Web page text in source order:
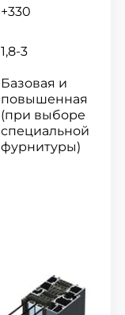
+330
1,8-3
Базовая и
повышенная
(при выборе
специальной
фурнитуры)